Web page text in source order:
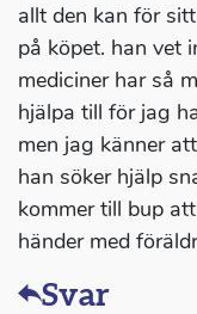
allt den kan för
på köpet. han vet
mediciner har så
hjälpa till för jag
men jag känner
han söker hjälp
kommer till bup
händer med
Svar